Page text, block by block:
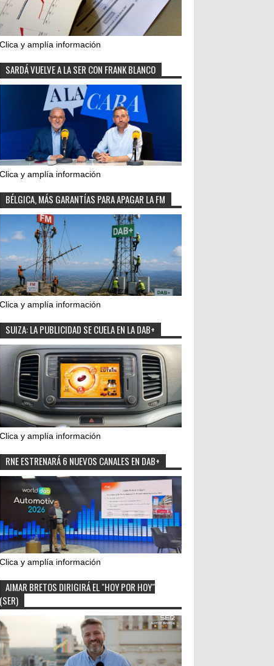
Clica y amplía información
SARDÁ VUELVE A LA SER CON FRANK BLANCO
Clica y amplía información
BÉLGICA, MÁS GARANTÍAS PARA APAGAR LA FM
Clica y amplía información
SUIZA: LA PUBLICIDAD SE CUELA EN LA DAB+
Clica y amplía información
RNE ESTRENARÁ 6 NUEVOS CANALES EN DAB+
Clica y amplía información
AIMAR BRETOS DIRIGIRÁ EL "HOY POR HOY"
(SER)